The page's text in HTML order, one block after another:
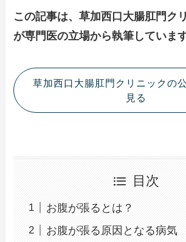
この記事は、草加西口大腸肛門ク
が専門医の立場から執筆していま
草加西口大腸肛門クリニックの
見る
目次
お腹が張るとは？
お腹が張る原因となる病気